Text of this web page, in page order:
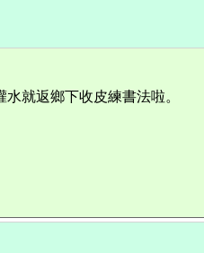
就返鄉下收皮練書法啦。